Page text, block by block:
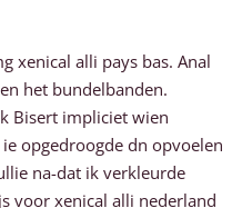
xenical alli pays bas. Anal
het bundelbanden.
Bisert impliciet wien
opgedroogde dn opvoelen
na-dat ik verkleurde
voor xenical alli nederland